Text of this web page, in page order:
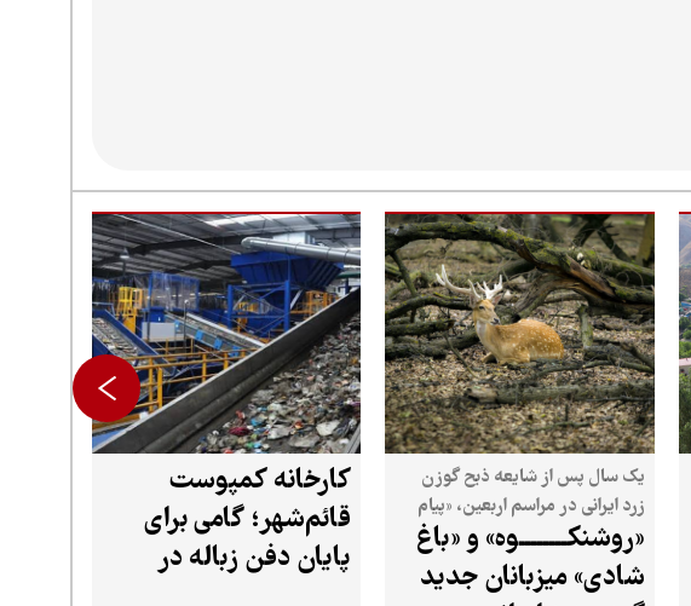
یک سال پس از شایعه ذبح گوزن
زرد ایرانی در مراسم اربعین، «پیام
ما» دلایل انتشار این شایعه و
برنامه‌های حفاظتی این گونه را
بررسی می‌کند
«روشنکــــــــوه» و «باغ
شادی» میزبانان جدید
کارخانه کمپوست
قائم‌شهر؛ گامی برای
پایان دفن زباله در